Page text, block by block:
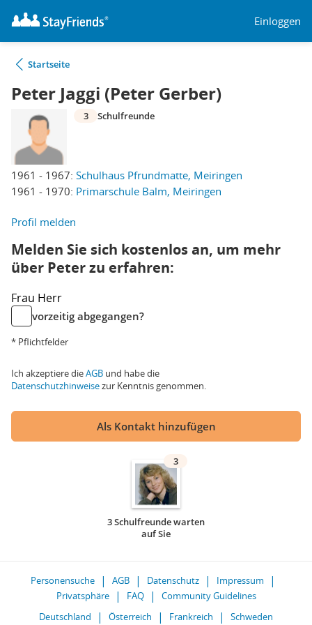
Einloggen
Startseite
Peter Jaggi (Peter Gerber)
1961 - 1967: Schulhaus Pfrundmatte, Meiringen
1961 - 1970: Primarschule Balm, Meiringen
3 Schulfreunde
Profil melden
Melden Sie sich kostenlos an, um mehr
über Peter zu erfahren:
Frau Herr
vorzeitig abgegangen?
* Pflichtfelder
Ich akzeptiere dieAGB und habe die
Datenschutzhinweisezur Kenntnis genommen.
Als Kontakt hinzufügen
3
3 Schulfreunde warten
auf Sie
Personensuche AGB Datenschutz
Impressum
Privatsphäre
FAQ
Community Guidelines
Deutschland
Österreich Frankreich Schweden